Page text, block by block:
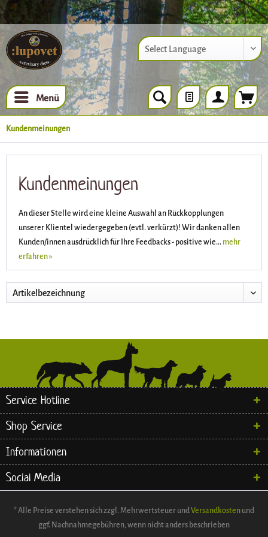
Powered by
Menü
Kundenmeinungen
Kundenmeinungen
An dieser Stelle wird eine kleine Auswahl an Rückkopplungen
unserer Klientel wiedergegeben (evtl. verkürzt)! Wir danken allen
Kunden/innen ausdrücklich für Ihre Feedbacks - positive wie... mehr
erfahren »
Service Hotline
Shop Service
Informationen
Social Media
* Alle Preise verstehen sich zzgl. Mehrwertsteuer undVersandkosten und
ggf. Nachnahmegebühren, wenn nicht anders beschrieben